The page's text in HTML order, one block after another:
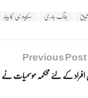
جنگ بندی سکیورٹی کابینہ
Previous Post
کے لئے محکمہ موسمیات نے